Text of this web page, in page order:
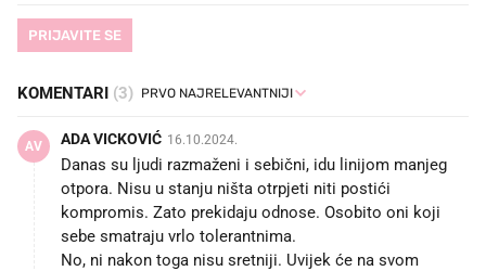
PRIJAVITE SE
KOMENTARI (3)
AV ADA VICKOVIĆ 16.10.2024.
Danas su ljudi razmaženi i sebični, idu linijom manjeg
otpora. Nisu u stanju ništa otrpjeti niti postići
kompromis. Zato prekidaju odnose. Osobito oni koji
sebe smatraju vrlo tolerantnima.
No, ni nakon toga nisu sretniji. Uvijek će na svom